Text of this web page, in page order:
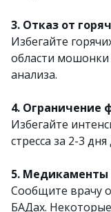
3. Отказ от
Избегайте
области мошонки
анализа.
4. Ограничение
Избегайте
стресса за 2-3
5. Медикаменты
Сообщите врачу
БАДах.